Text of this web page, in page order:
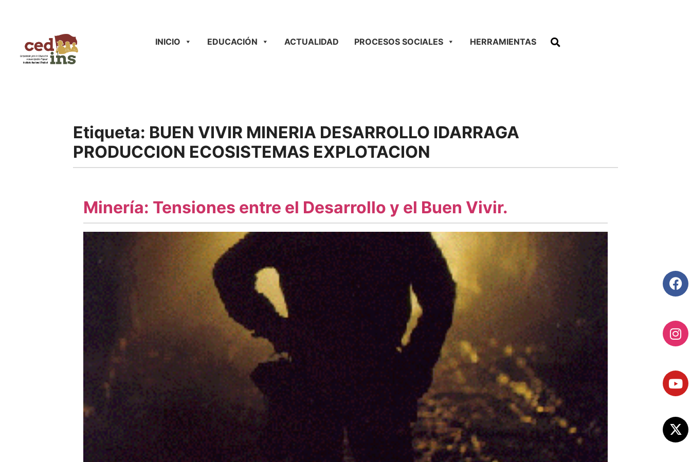
INICIO EDUCACIÓN ACTUALIDAD PROCESOS SOCIALES HERRAMIENTAS
Etiqueta: BUEN VIVIR MINERIA DESARROLLO IDARRAGA
PRODUCCION ECOSISTEMAS EXPLOTACION
Minería: Tensiones entre el Desarrollo y el Buen Vivir.